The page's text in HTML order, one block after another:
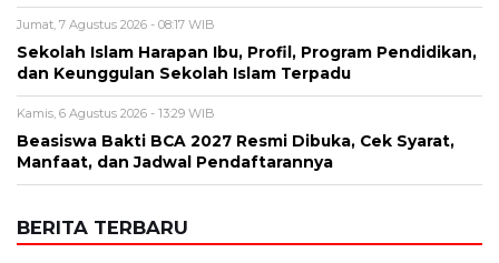
Jumat, 7 Agustus 2026 - 08:17 WIB
Sekolah Islam Harapan Ibu, Profil, Program Pendidikan,
dan Keunggulan Sekolah Islam Terpadu
Kamis, 6 Agustus 2026 - 13:29 WIB
Beasiswa Bakti BCA 2027 Resmi Dibuka, Cek Syarat,
Manfaat, dan Jadwal Pendaftarannya
BERITA TERBARU